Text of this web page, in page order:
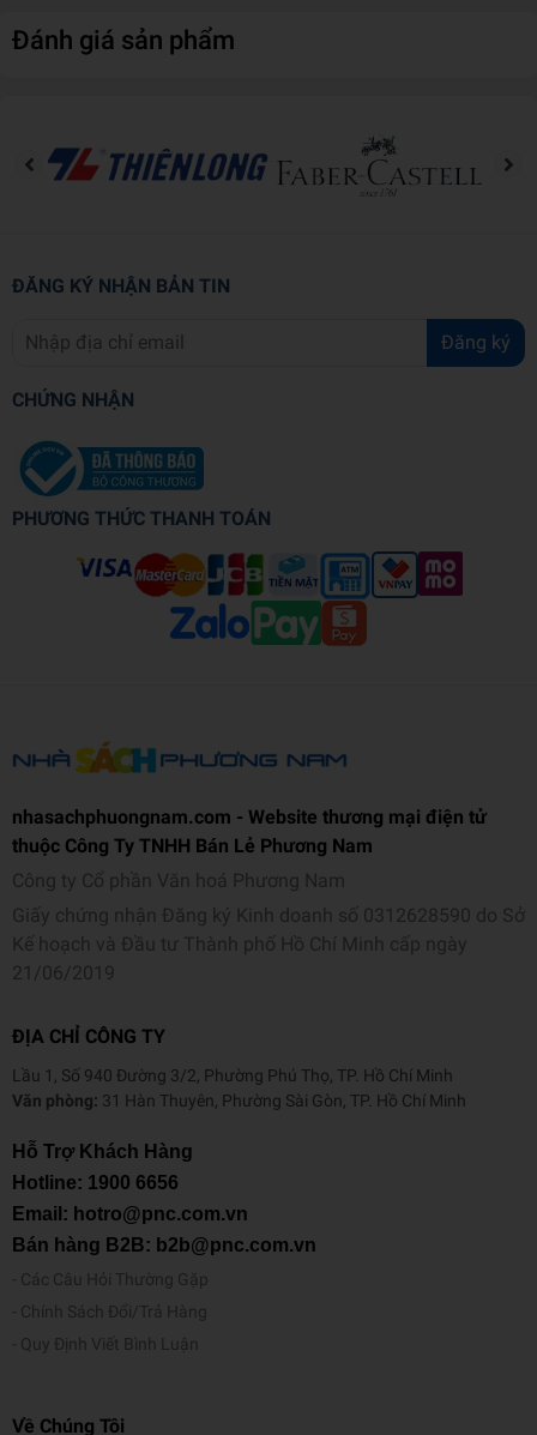
Đánh giá sản phẩm
ĐĂNG KÝ NHẬN BẢN TIN
Đăng ký
CHỨNG NHẬN
PHƯƠNG THỨC THANH TOÁN
nhasachphuongnam.com - Website thương mại điện tử
thuộc Công Ty TNHH Bán Lẻ Phương Nam
Công ty Cổ phần Văn hoá Phương Nam
Giấy chứng nhận Đăng ký Kinh doanh số 0312628590 do Sở
Kế hoạch và Đầu tư Thành phố Hồ Chí Minh cấp ngày
21/06/2019
ĐỊA CHỈ CÔNG TY
Lầu 1, Số 940 Đường 3/2, Phường Phú Thọ, TP. Hồ Chí Minh
Văn phòng: 31 Hàn Thuyên, Phường Sài Gòn, TP. Hồ Chí Minh
Hỗ Trợ Khách Hàng
Hotline: 1900 6656
Email: hotro@pnc.com.vn
Bán hàng B2B: b2b@pnc.com.vn
Các Câu Hỏi Thường Gặp
Chính Sách Đổi/Trả Hàng
Quy Định Viết Bình Luận
Về Chúng Tôi